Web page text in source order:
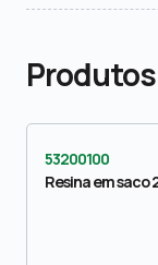
53200100
Resina em saco